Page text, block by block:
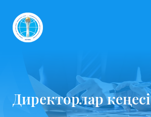
Директорлар кеңесі